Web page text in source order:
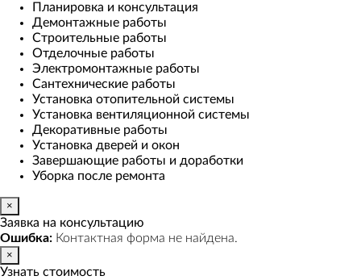
Планировка и консультация
Демонтажные работы
Строительные работы
Отделочные работы
Электромонтажные работы
Сантехнические работы
Установка отопительной системы
Установка вентиляционной системы
Декоративные работы
Установка дверей и окон
Завершающие работы и доработки
Уборка после ремонта
×
Заявка на консультацию
Ошибка: Контактная форма не найдена.
×
Узнать стоимость